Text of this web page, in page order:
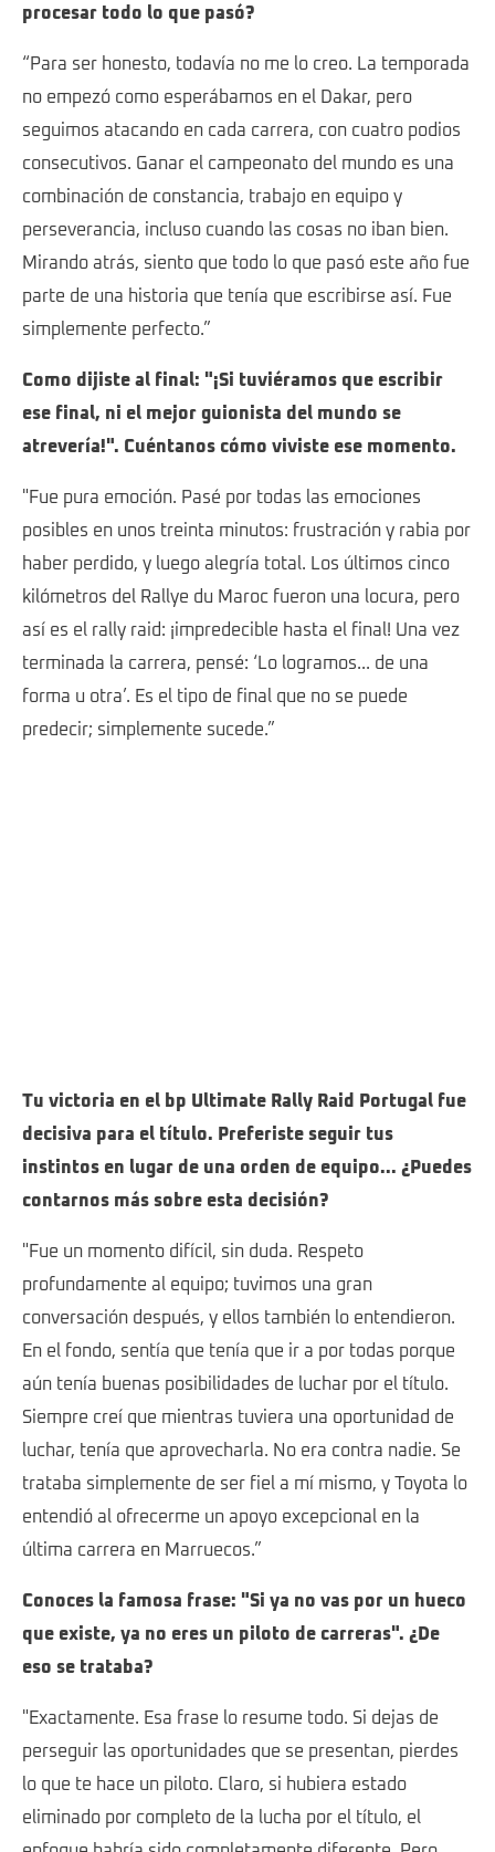
procesar todo lo que pasó?
“Para ser honesto, todavía no me lo creo. La temporada
no empezó como esperábamos en el Dakar, pero
seguimos atacando en cada carrera, con cuatro podios
consecutivos. Ganar el campeonato del mundo es una
combinación de constancia, trabajo en equipo y
perseverancia, incluso cuando las cosas no iban bien.
Mirando atrás, siento que todo lo que pasó este año fue
parte de una historia que tenía que escribirse así. Fue
simplemente perfecto.”
Como dijiste al final: "¡Si tuviéramos que escribir
ese final, ni el mejor guionista del mundo se
atrevería!". Cuéntanos cómo viviste ese momento.
"Fue pura emoción. Pasé por todas las emociones
posibles en unos treinta minutos: frustración y rabia por
haber perdido, y luego alegría total. Los últimos cinco
kilómetros del Rallye du Maroc fueron una locura, pero
así es el rally raid: ¡impredecible hasta el final! Una vez
terminada la carrera, pensé: ‘Lo logramos... de una
forma u otra’. Es el tipo de final que no se puede
predecir; simplemente sucede.”
Tu victoria en el bp Ultimate Rally Raid Portugal fue
decisiva para el título. Preferiste seguir tus
instintos en lugar de una orden de equipo... ¿Puedes
contarnos más sobre esta decisión?
"Fue un momento difícil, sin duda. Respeto
profundamente al equipo; tuvimos una gran
conversación después, y ellos también lo entendieron.
En el fondo, sentía que tenía que ir a por todas porque
aún tenía buenas posibilidades de luchar por el título.
Siempre creí que mientras tuviera una oportunidad de
luchar, tenía que aprovecharla. No era contra nadie. Se
trataba simplemente de ser fiel a mí mismo, y Toyota lo
entendió al ofrecerme un apoyo excepcional en la
última carrera en Marruecos.”
Conoces la famosa frase: "Si ya no vas por un hueco
que existe, ya no eres un piloto de carreras". ¿De
eso se trataba?
"Exactamente. Esa frase lo resume todo. Si dejas de
perseguir las oportunidades que se presentan, pierdes
lo que te hace un piloto. Claro, si hubiera estado
eliminado por completo de la lucha por el título, el